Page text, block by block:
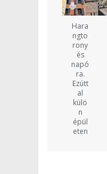
Hara
ngto
rony
és
napó
ra.
Ezútt
al
külö
n
épül
eten